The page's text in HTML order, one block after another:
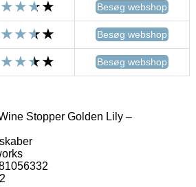
Besøg webshop
Besøg webshop
Besøg webshop
Stopper Golden Lily –